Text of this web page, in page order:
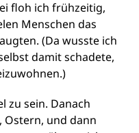
floh ich frühzeitig,
Menschen das
(Da wusste ich
damit schadete,
zu sein. Danach
Ostern, und dann